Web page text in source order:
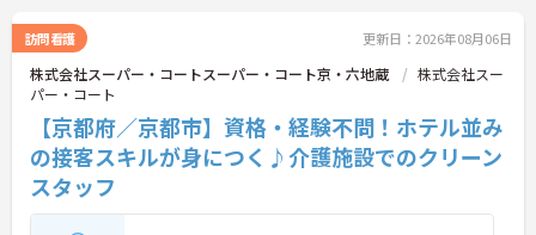
けて資格取得に挑戦できます。
◆法人独自の介護技術認定制度「ケアマイスター」
により、身につけたスキルを5段階でしっかり評価
し手当で還元。さらに「目標管理シート」を用いた
月1回の上司との面談があり、一人ひとりの不安や
目標に寄り添う手厚いフォロー体制が整っていま
す。
訪問看護 更新日：2026年08月06日
株式会社スーパー・コートスーパー・コート京・六地蔵
株式会社スー
パー・コート
【京都府／京都市】資格・経験不問！ホテル並み
の接客スキルが身につく♪介護施設でのクリーン
スタッフ